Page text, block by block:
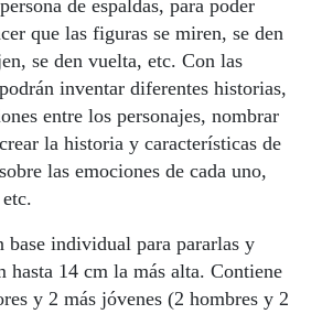
de espaldas, para poder
que las figuras se miren, se den
se den vuelta, etc. Con las
inventar diferentes historias,
entre los personajes, nombrar
la historia y características de
las emociones de cada uno,
base individual para pararlas y
hasta 14 cm la más alta. Contiene
y 2 más jóvenes (2 hombres y 2